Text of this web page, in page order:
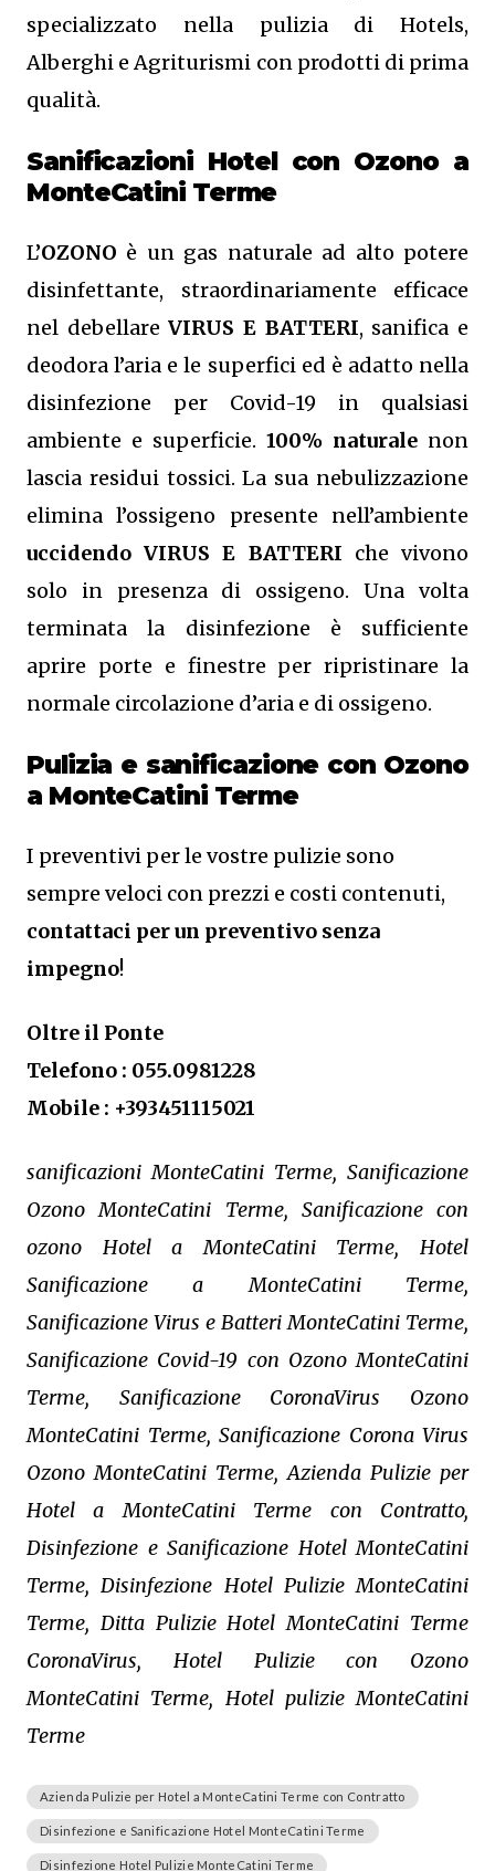
specializzato nella pulizia di Hotels,
Alberghi e Agriturismi con prodotti di prima
qualità.
Sanificazioni Hotel con Ozono a
MonteCatini Terme
L’OZONO è un gas naturale ad alto potere
disinfettante, straordinariamente efficace
nel debellareVIRUS E BATTERI, sanifica e
deodora l’aria e le superfici ed è adatto nella
disinfezione per Covid-19 in qualsiasi
ambiente e superficie. 100% naturale non
lascia residui tossici.La sua nebulizzazione
elimina l’ossigeno presente nell’ambiente
uccidendo VIRUS E BATTERI che vivono
solo in presenza di ossigeno. Una volta
terminata la disinfezione è sufficiente
aprire porte e finestre per ripristinare la
normale circolazione d’aria e di ossigeno.
Pulizia e sanificazione con Ozono
a MonteCatini Terme
I preventivi per le vostre pulizie sono
sempre veloci con prezzi e costi contenuti,
contattaci per un preventivo senza
impegno!
Oltre il Ponte
Telefono : 055.0981228
Mobile : +393451115021
sanificazioni MonteCatini Terme, Sanificazione
Ozono MonteCatini Terme, Sanificazione con
ozono Hotel a MonteCatini Terme, Hotel
Sanificazione a MonteCatini Terme,
Sanificazione Virus e Batteri MonteCatini Terme,
Sanificazione Covid-19 con Ozono MonteCatini
Terme, Sanificazione CoronaVirus Ozono
MonteCatini Terme, Sanificazione Corona Virus
Ozono MonteCatini Terme, Azienda Pulizie per
Hotel a MonteCatini Terme con Contratto,
Disinfezione e Sanificazione Hotel MonteCatini
Terme, Disinfezione Hotel Pulizie MonteCatini
Terme, Ditta Pulizie Hotel MonteCatini Terme
CoronaVirus, Hotel Pulizie con Ozono
MonteCatini Terme, Hotel pulizie MonteCatini
Terme
Azienda Pulizie per Hotel a MonteCatini Terme con Contratto
Disinfezione e Sanificazione Hotel MonteCatini Terme
Disinfezione Hotel Pulizie MonteCatini Terme